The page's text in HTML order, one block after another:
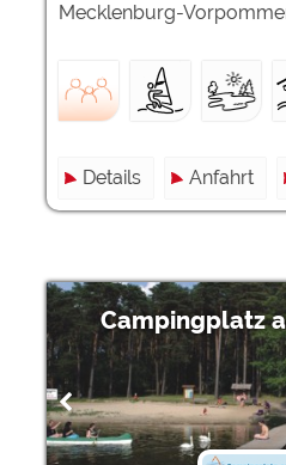
Mecklenburg-
Details Anfahrt
Campingplatz